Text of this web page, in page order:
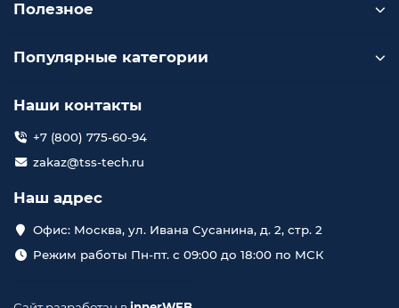
Полезное
Популярные категории
Наши контакты
+7 (800) 775-60-94
zakaz@tss-tech.ru
Наш адрес
Офис: Москва, ул. Ивана Сусанина, д. 2, стр. 2
Режим работы Пн-пт. с 09:00 до 18:00 по МСК